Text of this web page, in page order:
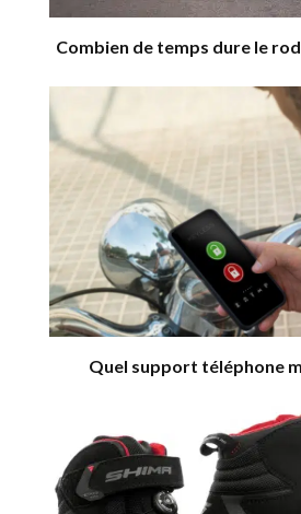
Combien de temps dure le
Quel support téléphone